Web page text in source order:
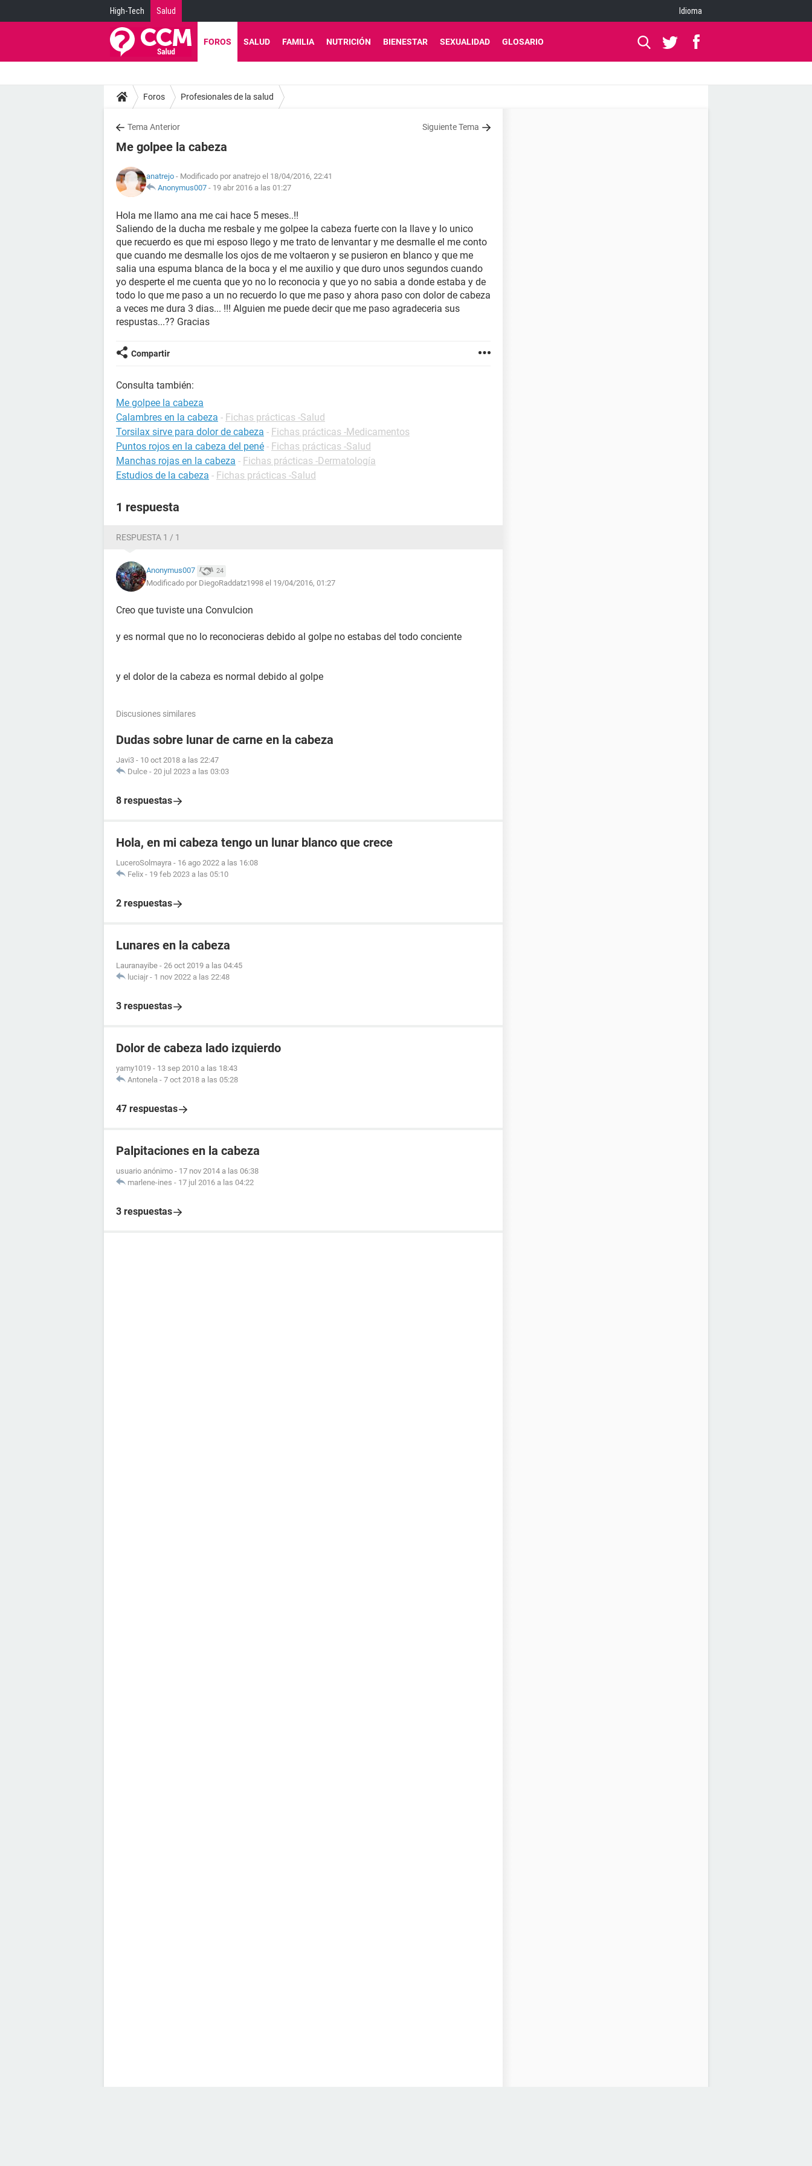
High-Tech Salud Idioma
FOROS SALUD FAMILIA NUTRICIÓN BIENESTAR SEXUALIDAD GLOSARIO
Foros Profesionales de la salud
Tema Anterior Siguiente Tema
Me golpee la cabeza
anatrejo - Modificado por anatrejo el 18/04/2016, 22:41
Anonymus007 - 19 abr 2016 a las 01:27
Hola me llamo ana me cai hace 5 meses..!!
Saliendo de la ducha me resbale y me golpee la cabeza fuerte con la llave y lo unico
que recuerdo es que mi esposo llego y me trato de lenvantar y me desmalle el me conto
que cuando me desmalle los ojos de me voltaeron y se pusieron en blanco y que me
salia una espuma blanca de la boca y el me auxilio y que duro unos segundos cuando
yo desperte el me cuenta que yo no lo reconocia y que yo no sabia a donde estaba y de
todo lo que me paso a un no recuerdo lo que me paso y ahora paso con dolor de cabeza
a veces me dura 3 dias... !!! Alguien me puede decir que me paso agradeceria sus
respustas...?? Gracias
Compartir
Consulta también:
Me golpee la cabeza
Calambres en la cabeza - Fichas prácticas -Salud
Torsilax sirve para dolor de cabeza - Fichas prácticas -Medicamentos
Puntos rojos en la cabeza del pené - Fichas prácticas -Salud
Manchas rojas en la cabeza - Fichas prácticas -Dermatología
Estudios de la cabeza - Fichas prácticas -Salud
1 respuesta
RESPUESTA 1 / 1
Anonymus007 24
Modificado por DiegoRaddatz1998 el 19/04/2016, 01:27
Creo que tuviste una Convulcion
y es normal que no lo reconocieras debido al golpe no estabas del todo conciente
y el dolor de la cabeza es normal debido al golpe
Discusiones similares
Dudas sobre lunar de carne en la cabeza
Javi3 - 10 oct 2018 a las 22:47
Dulce - 20 jul 2023 a las 03:03
8 respuestas
Hola, en mi cabeza tengo un lunar blanco que crece
LuceroSolmayra - 16 ago 2022 a las 16:08
Felix - 19 feb 2023 a las 05:10
2 respuestas
Lunares en la cabeza
Lauranayibe - 26 oct 2019 a las 04:45
luciajr - 1 nov 2022 a las 22:48
3 respuestas
Dolor de cabeza lado izquierdo
yamy1019 - 13 sep 2010 a las 18:43
Antonela - 7 oct 2018 a las 05:28
47 respuestas
Palpitaciones en la cabeza
usuario anónimo - 17 nov 2014 a las 06:38
marlene-ines - 17 jul 2016 a las 04:22
3 respuestas